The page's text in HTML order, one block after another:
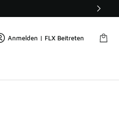
Anmelden | FLX Beitreten